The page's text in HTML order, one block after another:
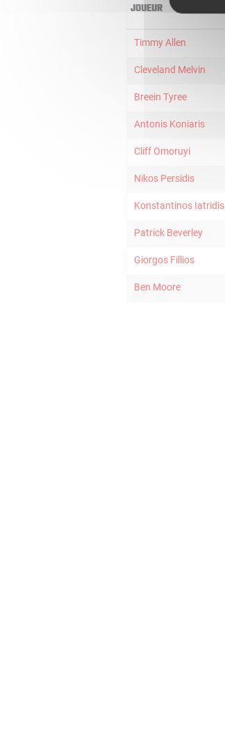
JOUEUR
Timmy Allen
Cleveland Melvin
Breein Tyree
Antonis Koniaris
Cliff Omoruyi
Nikos Persidis
Konstantinos Iatridis
Patrick Beverley
Giorgos Fillios
Ben Moore